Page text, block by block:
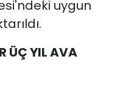
uygun
ÜÇ YIL AVA